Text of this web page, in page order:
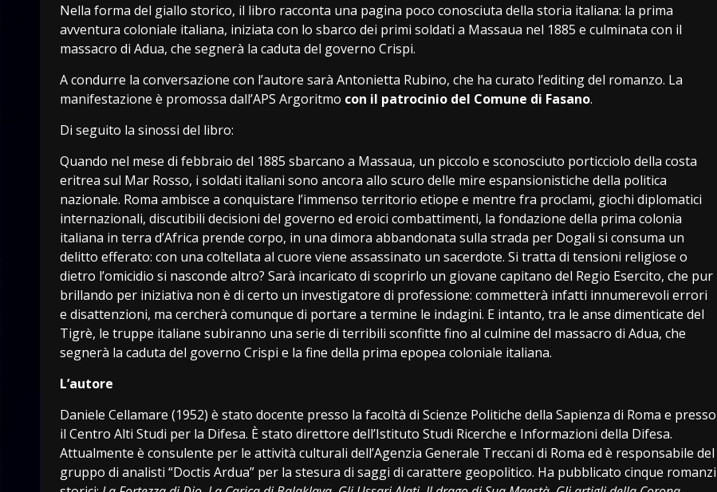
Nella forma del giallo storico, il libro racconta una pagina poco conosciuta della storia italiana: la prima
avventura coloniale italiana, iniziata con lo sbarco dei primi soldati a Massaua nel 1885 e culminata con il
massacro di Adua, che segnerà la caduta del governo Crispi.
A condurre la conversazione con l’autore sarà Antonietta Rubino, che ha curato l’editing del romanzo. La
manifestazione è promossa dall’APS Argoritmo con il patrocinio del Comune di Fasano.
Di seguito la sinossi del libro:
Quando nel mese di febbraio del 1885 sbarcano a Massaua, un piccolo e sconosciuto porticciolo della costa
eritrea sul Mar Rosso, i soldati italiani sono ancora allo scuro delle mire espansionistiche della politica
nazionale. Roma ambisce a conquistare l’immenso territorio etiope e mentre fra proclami, giochi diplomatici
internazionali, discutibili decisioni del governo ed eroici combattimenti, la fondazione della prima colonia
italiana in terra d’Africa prende corpo, in una dimora abbandonata sulla strada per Dogali si consuma un
delitto efferato: con una coltellata al cuore viene assassinato un sacerdote. Si tratta di tensioni religiose o
dietro l’omicidio si nasconde altro? Sarà incaricato di scoprirlo un giovane capitano del Regio Esercito, che pur
brillando per iniziativa non è di certo un investigatore di professione: commetterà infatti innumerevoli errori
e disattenzioni, ma cercherà comunque di portare a termine le indagini. E intanto, tra le anse dimenticate del
Tigrè, le truppe italiane subiranno una serie di terribili sconfitte fino al culmine del massacro di Adua, che
segnerà la caduta del governo Crispi e la fine della prima epopea coloniale italiana.
L’autore
Daniele Cellamare (1952) è stato docente presso la facoltà di Scienze Politiche della Sapienza di Roma e presso
il Centro Alti Studi per la Difesa. È stato direttore dell’Istituto Studi Ricerche e Informazioni della Difesa.
Attualmente è consulente per le attività culturali dell’Agenzia Generale Treccani di Roma ed è responsabile del
gruppo di analisti “Doctis Ardua” per la stesura di saggi di carattere geopolitico. Ha pubblicato cinque romanzi